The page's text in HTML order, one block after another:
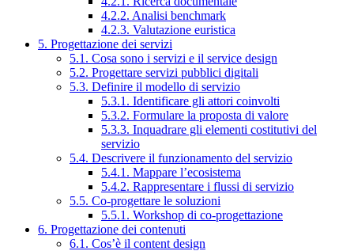
4.2.2. Analisi benchmark
4.2.3. Valutazione euristica
5. Progettazione dei servizi
5.1. Cosa sono i servizi e il service design
5.2. Progettare servizi pubblici digitali
5.3. Definire il modello di servizio
5.3.1. Identificare gli attori coinvolti
5.3.2. Formulare la proposta di valore
5.3.3. Inquadrare gli elementi costitutivi del
servizio
5.4. Descrivere il funzionamento del servizio
5.4.1. Mappare l’ecosistema
5.4.2. Rappresentare i flussi di servizio
5.5. Co-progettare le soluzioni
5.5.1. Workshop di co-progettazione
6. Progettazione dei contenuti
6.1. Cos’è il content design